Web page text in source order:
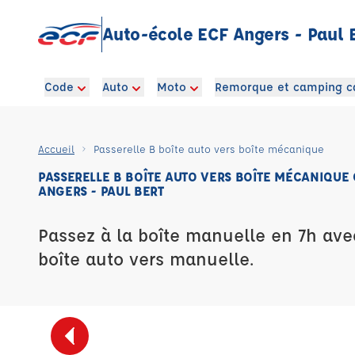
Auto-école ECF Angers - Paul
Code Auto Moto Remorque et camping
Accueil Passerelle B boîte auto vers boîte mécanique
PASSERELLE B BOÎTE AUTO VERS BOÎTE
ANGERS - PAUL BERT
Passez à la boîte manuelle en 7h
boîte auto vers manuelle.